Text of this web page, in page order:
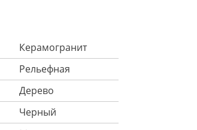
Керамогранит
Рельефная
Дерево
Черный